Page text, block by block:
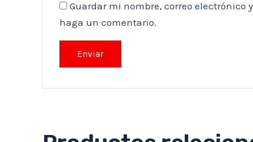
Guardar mi nombre, correo electrónico
haga un comentario.